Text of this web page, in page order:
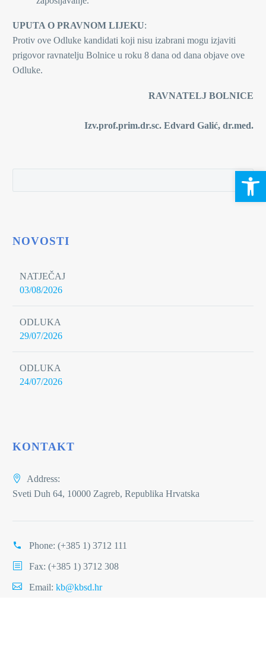
UPUTA O PRAVNOM LIJEKU:
Protiv ove Odluke kandidati koji nisu izabrani mogu izjaviti
prigovor ravnatelju Bolnice u roku 8 dana od dana objave ove
Odluke.
RAVNATELJ BOLNICE
Izv.prof.prim.dr.sc. Edvard Galić, dr.med.
NOVOSTI
NATJEČAJ
03/08/2026
ODLUKA
29/07/2026
ODLUKA
24/07/2026
KONTAKT
Address:
Sveti Duh 64, 10000 Zagreb, Republika Hrvatska
Phone: (+385 1) 3712 111
Fax: (+385 1) 3712 308
Email: kb@kbsd.hr